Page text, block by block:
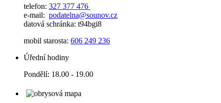
telefon: 327 377 476
e-mail: podatelna@sounov.cz
datová schránka: t94bgi8
mobil starosta: 606 249 236
Úřední hodiny
Pondělí: 18.00 - 19.00